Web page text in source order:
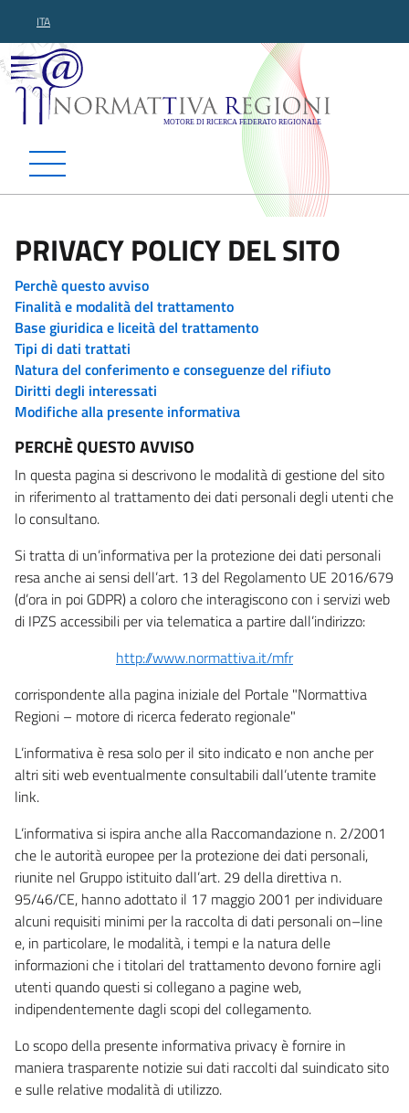
ITA
Normattiva Regioni -
PRIVACY POLICY DEL SITO
Perchè questo avviso
Finalità e modalità del trattamento
Base giuridica e liceità del trattamento
Tipi di dati trattati
Natura del conferimento e conseguenze del rifiuto
Diritti degli interessati
Modifiche alla presente informativa
PERCHÈ QUESTO AVVISO
In questa pagina si descrivono le modalità di gestione del sito
in riferimento al trattamento dei dati personali degli utenti che
lo consultano.
Si tratta di un’informativa per la protezione dei dati personali
resa anche ai sensi dell’art. 13 del Regolamento UE 2016/679
(d’ora in poi GDPR) a coloro che interagiscono con i servizi web
di IPZS accessibili per via telematica a partire dall’indirizzo:
http://www.normattiva.it/mfr
corrispondente alla pagina iniziale del Portale "Normattiva
Regioni – motore di ricerca federato regionale"
L’informativa è resa solo per il sito indicato e non anche per
altri siti web eventualmente consultabili dall’utente tramite
link.
L’informativa si ispira anche alla Raccomandazione n. 2/2001
che le autorità europee per la protezione dei dati personali,
riunite nel Gruppo istituito dall’art. 29 della direttiva n.
95/46/CE, hanno adottato il 17 maggio 2001 per individuare
alcuni requisiti minimi per la raccolta di dati personali on–line
e, in particolare, le modalità, i tempi e la natura delle
informazioni che i titolari del trattamento devono fornire agli
utenti quando questi si collegano a pagine web,
indipendentemente dagli scopi del collegamento.
Lo scopo della presente informativa privacy è fornire in
maniera trasparente notizie sui dati raccolti dal suindicato sito
e sulle relative modalità di utilizzo.